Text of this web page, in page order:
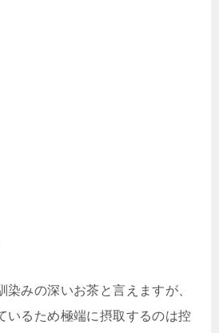
染みの深いお茶と言えますが、
いるため極端に摂取するのは控